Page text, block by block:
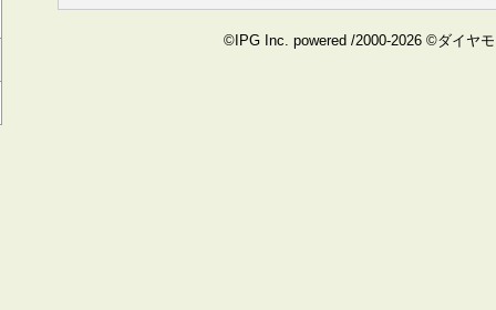
©IPG Inc. powered /2000-2026 ©ダイヤ